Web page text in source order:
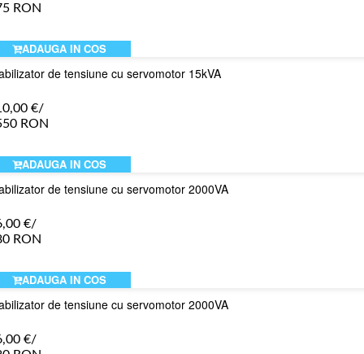
RON
ADAUGA IN COS
de tensiune cu servomotor 15kVA
€/
RON
ADAUGA IN COS
de tensiune cu servomotor 2000VA
€/
RON
ADAUGA IN COS
de tensiune cu servomotor 2000VA
€/